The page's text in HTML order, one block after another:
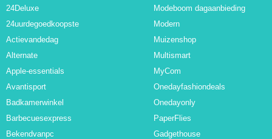
24Deluxe
24uurdegoedkoopste
Actievandedag
Alternate
Apple-essentials
Avantisport
Badkamerwinkel
Barbecuesexpress
Bekendvanpc
Modeboom dagaanbieding
Modern
Muizenshop
Multismart
MyCom
Onedayfashiondeals
Onedayonly
PaperFlies
Gadgethouse